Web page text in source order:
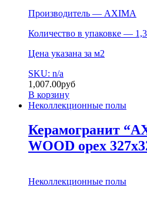
Производитель — AXIMA
Количество в упаковке —
Цена указана за м2
SKU: n/a
1,007.00руб
В корзину
Неколлекционные полы
Керамогранит
WOOD орех
Неколлекционные полы